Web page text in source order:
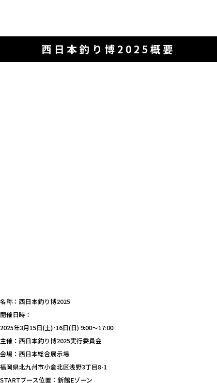
西日本釣り博2025概要
名称：西日本釣り博2025
開催日時：
2025年3月15日(土)･16日(日) 9:00～17:00
主催：西日本釣り博2025実行委員会
会場：西日本総合展示場
福岡県北九州市小倉北区浅野3丁目8-1
STARTブース位置：新館Eゾーン